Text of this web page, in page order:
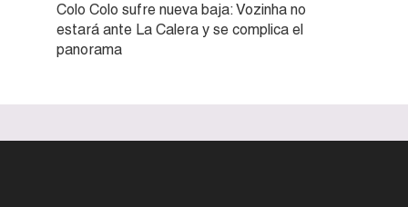
Colo Colo sufre nueva baja: Vozinha no
estará ante La Calera y se complica el
panorama